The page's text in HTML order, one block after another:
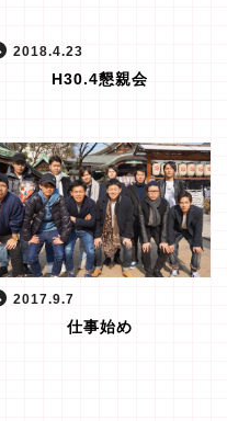
2018.4.23
H30.4懇親会
2017.9.7
仕事始め